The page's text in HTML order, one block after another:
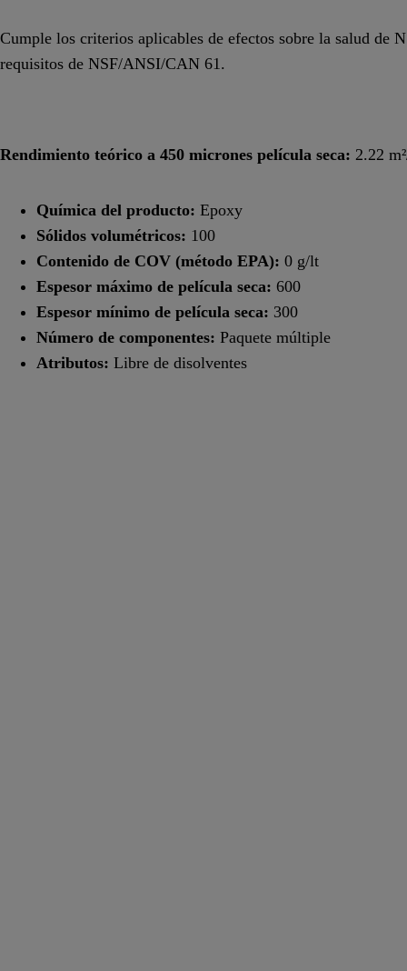
Cumple los criterios aplicables de efectos sobre la salud de
requisitos de NSF/ANSI/CAN 61.
Rendimiento teórico a 450 micrones película seca: 2.22
Química del producto: Epoxy
Sólidos volumétricos: 100
Contenido de COV (método EPA): 0 g/lt
Espesor máximo de película seca: 600
Espesor mínimo de película seca: 300
Número de componentes: Paquete múltiple
Atributos: Libre de disolventes